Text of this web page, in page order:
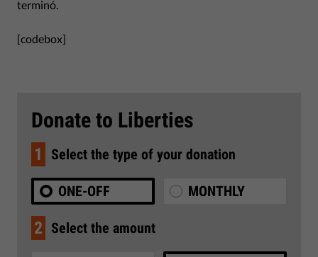
terminó.
[codebox]
Donate to Liberties
1 Select the type of your donation
ONE-OFF MONTHLY
2 Select the amount